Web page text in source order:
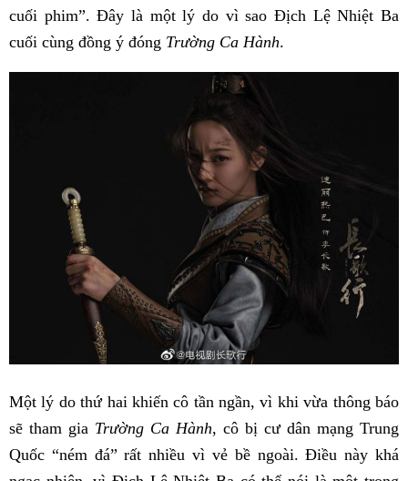
cuối phim”. Đây là một lý do vì sao Địch Lệ Nhiệt Ba
cuối cùng đồng ý đóng Trường Ca Hành.
Một lý do thứ hai khiến cô tần ngần, vì khi vừa thông báo
sẽ tham gia Trường Ca Hành, cô bị cư dân mạng Trung
Quốc “ném đá” rất nhiều vì vẻ bề ngoài. Điều này khá